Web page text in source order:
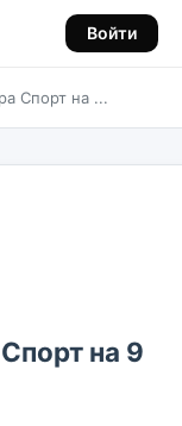
Войти
Спорт на ...
на 9